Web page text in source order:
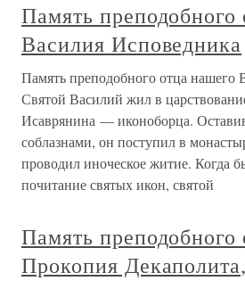
Память преподобного
Василия Исповедника
Память преподобного отца нашего
Святой Василий жил в
Исаврянина — иконоборца.
соблазнами, он поступил в
проводил иноческое житие. Когда
почитание святых икон, святой
Память преподобного
Прокопия Декаполита,